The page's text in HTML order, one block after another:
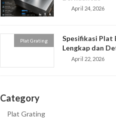
April 24, 2026
Plat Grating
Spesifikasi Plat
Lengkap dan
April 22, 2026
Category
Plat Grating